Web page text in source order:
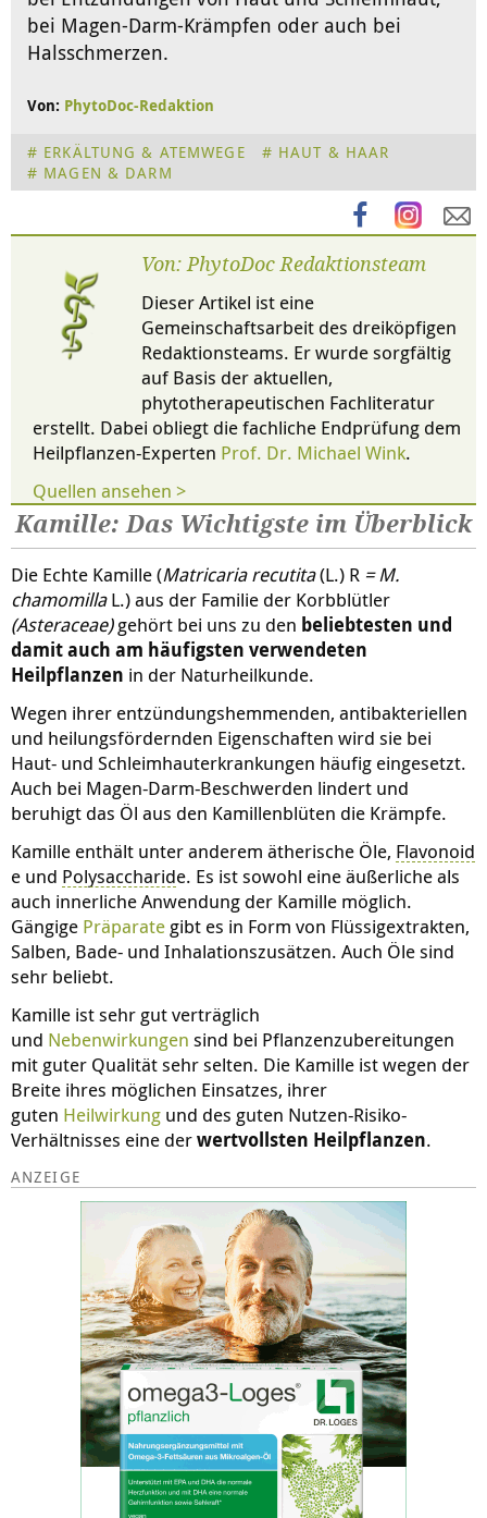
bei Magen-Darm-Krämpfen oder auch bei
Halsschmerzen.
Von: PhytoDoc-Redaktion
ERKÄLTUNG & ATEMWEGE
HAUT & HAAR
MAGEN & DARM
Von: PhytoDoc Redaktionsteam
Dieser Artikel ist eine
Gemeinschaftsarbeit des dreiköpfigen
Redaktionsteams. Er wurde sorgfältig
auf Basis der aktuellen,
phytotherapeutischen Fachliteratur
erstellt. Dabei obliegt die fachliche Endprüfung dem
Heilpflanzen-Experten Prof. Dr. Michael Wink.
Quellen ansehen >
Kamille: Das Wichtigste im Überblick
Die Echte Kamille (Matricaria recutita(L.) R = M.
chamomillaL.) aus der Familie der Korbblütler
(Asteraceae)gehört bei uns zu den beliebtesten und
damit auch am häufigsten verwendeten
Heilpflanzen in der Naturheilkunde.
Wegen ihrer entzündungshemmenden, antibakteriellen
und heilungsfördernden Eigenschaften wird sie bei
Haut- und Schleimhauterkrankungen häufig eingesetzt.
Auch bei Magen-Darm-Beschwerden lindert und
beruhigt das Öl aus den Kamillenblüten die Krämpfe.
Kamille enthält unter anderem ätherische Öle, Flavonoid
e und Polysaccharide. Es ist sowohl eine äußerliche als
auch innerliche Anwendung der Kamille möglich.
Gängige Präparate gibt es in Form von Flüssigextrakten,
Salben, Bade- und Inhalationszusätzen. Auch Öle sind
sehr beliebt.
Kamille ist sehr gut verträglich
und Nebenwirkungen sind bei Pflanzenzubereitungen
mit guter Qualität sehr selten. Die Kamille ist wegen der
Breite ihres möglichen Einsatzes, ihrer
guten Heilwirkung und des guten Nutzen-Risiko-
Verhältnisses eine derwertvollsten Heilpflanzen.